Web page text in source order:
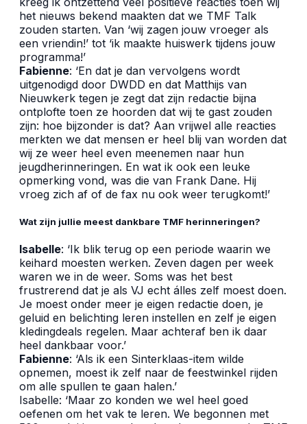
het nieuws bekend maakten dat we TMF Talk
zouden starten. Van ‘wij zagen jouw vroeger als
een vriendin!’ tot ‘ik maakte huiswerk tijdens jouw
programma!’
Fabienne: ‘En dat je dan vervolgens wordt
uitgenodigd door DWDD en dat Matthijs van
Nieuwkerk tegen je zegt dat zijn redactie bijna
ontplofte toen ze hoorden dat wij te gast zouden
zijn: hoe bijzonder is dat? Aan vrijwel alle reacties
merkten we dat mensen er heel blij van worden dat
wij ze weer heel even meenemen naar hun
jeugdherinneringen. En wat ik ook een leuke
opmerking vond, was die van Frank Dane. Hij
vroeg zich af of de fax nu ook weer terugkomt!’
Wat zijn jullie meest dankbare TMF herinneringen?
Isabelle: ‘Ik blik terug op een periode waarin we
keihard moesten werken. Zeven dagen per week
waren we in de weer. Soms was het best
frustrerend dat je als VJ echt álles zelf moest doen.
Je moest onder meer je eigen redactie doen, je
geluid en belichting leren instellen en zelf je eigen
kledingdeals regelen. Maar achteraf ben ik daar
heel dankbaar voor.’
Fabienne: ‘Als ik een Sinterklaas-item wilde
opnemen, moest ik zelf naar de feestwinkel rijden
om alle spullen te gaan halen.’
Isabelle: ‘Maar zo konden we wel heel goed
oefenen om het vak te leren. We begonnen met